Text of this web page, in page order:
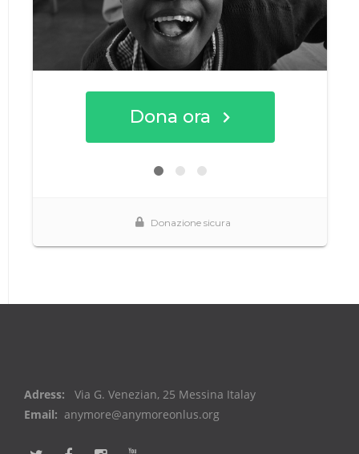
Adress: Via G. Venezian, 25 Messina Italay
Email: anymore@anymoreonlus.org